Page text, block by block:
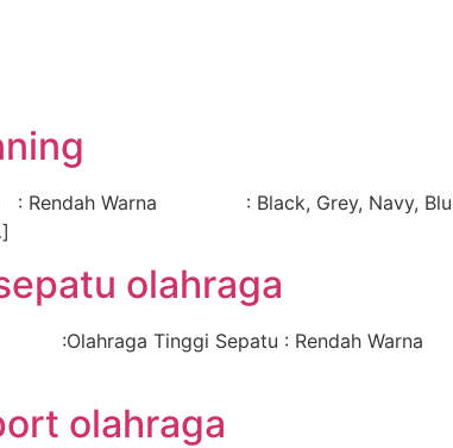
: Rendah Warna : Black, Grey,
olahraga
Tinggi Sepatu : Rendah
olahraga